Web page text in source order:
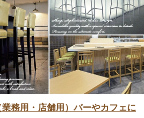
務用・店舗用）バーやカフェに